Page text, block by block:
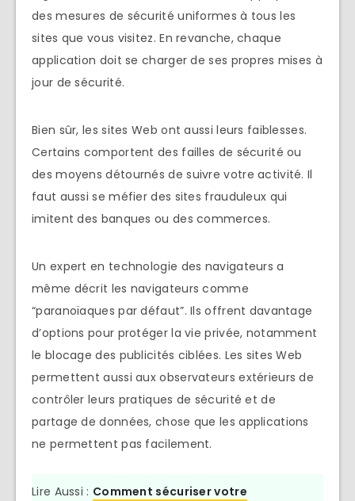
des mesures de sécurité uniformes à tous les
sites que vous visitez. En revanche, chaque
application doit se charger de ses propres mises à
jour de sécurité.
Bien sûr, les sites Web ont aussi leurs faiblesses.
Certains comportent des failles de sécurité ou
des moyens détournés de suivre votre activité. Il
faut aussi se méfier des sites frauduleux qui
imitent des banques ou des commerces.
Un expert en technologie des navigateurs a
même décrit les navigateurs comme
“paranoïaques par défaut”. Ils offrent davantage
d’options pour protéger la vie privée, notamment
le blocage des publicités ciblées. Les sites Web
permettent aussi aux observateurs extérieurs de
contrôler leurs pratiques de sécurité et de
partage de données, chose que les applications
ne permettent pas facilement.
Lire Aussi : Comment sécuriser votre